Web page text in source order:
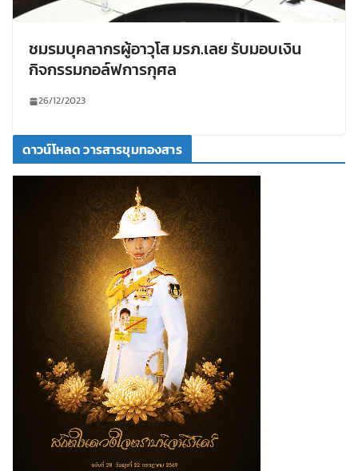
ชมรมบุคลากรผู้อาวุโส มรภ.เลย รับมอบเงิน
กิจกรรมกอล์ฟการกุศล
26/12/2023
ดาวน์โหลด วารสารขุมทองสาร